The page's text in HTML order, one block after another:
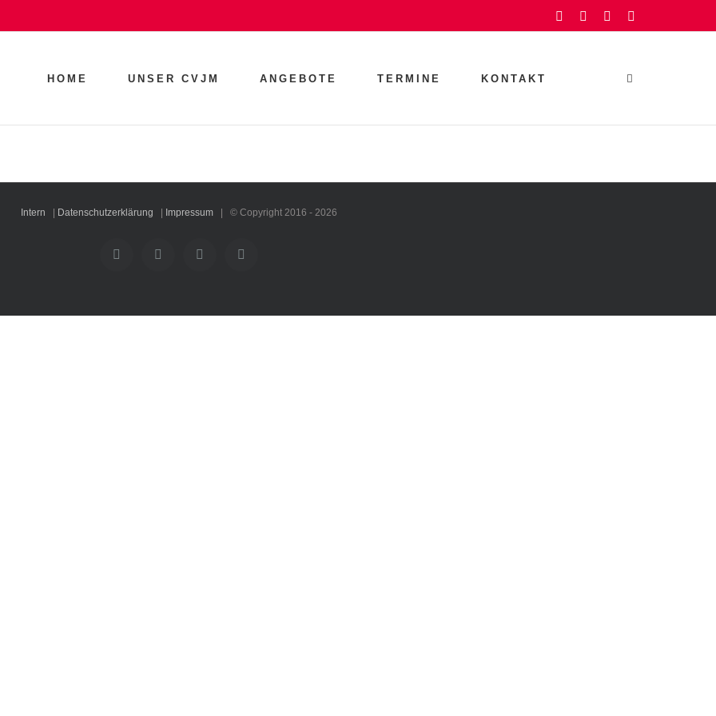
FacebookInstagramYouTube
HOME UNSER CVJM ANGEBOTE TERMINE KONTAKT
Intern Datenschutzerklärung Impressum | © Copyright 2016 - 2026
FacebookInstagramYouTubeRss